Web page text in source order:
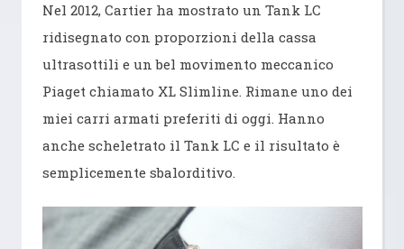
Nel 2012, Cartier ha mostrato un Tank LC
ridisegnato con proporzioni della cassa
ultrasottili e un bel movimento meccanico
Piaget chiamato XL Slimline. Rimane uno dei
miei carri armati preferiti di oggi. Hanno
anche scheletrato il Tank LC e il risultato è
semplicemente sbalorditivo.